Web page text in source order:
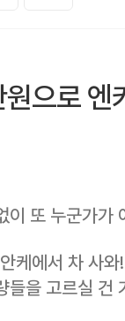
으로 엔
이 또 누군가가
케에서 차 사
들을 고르실 건